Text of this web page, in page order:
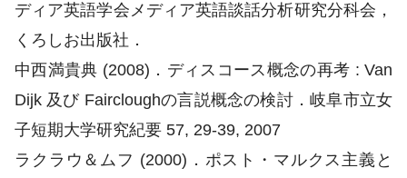
ディア英語学会メディア英語談話分析研究分科会，
くろしお出版社．
中西満貴典 (2008)．ディスコース概念の再考 : Van
Dijk 及び Faircloughの言説概念の検討．岐阜市立女
子短期大学研究紀要 57, 29-39, 2007
ラクラウ＆ムフ (2000)．ポスト・マルクス主義と